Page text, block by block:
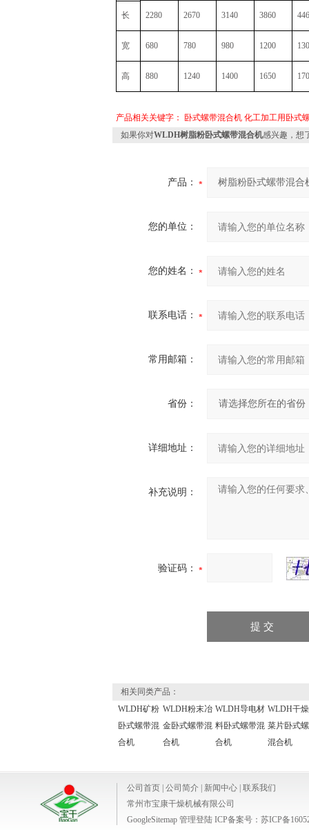
长 2280 2670 3140 3860
宽 680 780 980 1200
高 880 1240 1400 1650
产品相关关键字： 卧式螺带混合机 化工加工用卧式
如果你对WLDH树脂粉卧式螺带混合机感兴趣，想
产品：
您的单位：
您的姓名：
联系电话：
常用邮箱：
省份：
详细地址：
补充说明：
验证码：
相关同类产品：
WLDH矿粉
卧式螺带混
合机
WLDH粉末冶
金卧式螺带混
合机
WLDH导电材
料卧式螺带混
合机
WLDH干
菜片卧式
混合机
公司首页 公司简介 新闻中心 联系我们
常州市宝康干燥机械有限公司
GoogleSitemap 管理登陆 ICP备案号： 苏ICP备